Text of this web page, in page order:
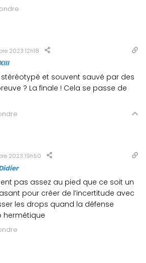
2023 12h18
stéréotypé et souvent sauvé par des
? La finale ! Cela se passe de
2023 19h50
pas assez au pied que ce soit un
pour créer de l’incertitude avec
les drops quand la défense
hermétique